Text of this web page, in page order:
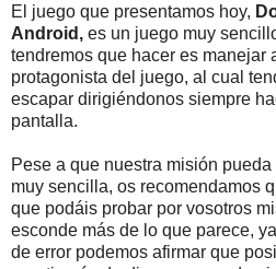
El juego que presentamos hoy,
Android, es un juego muy
tendremos que hacer es manejar
protagonista del juego, al cual
escapar dirigiéndonos siempre
pantalla.
Pese a que nuestra misión
muy sencilla, os recomendamos
que podáis probar por vosotros
esconde más de lo que parece,
de error podemos afirmar que